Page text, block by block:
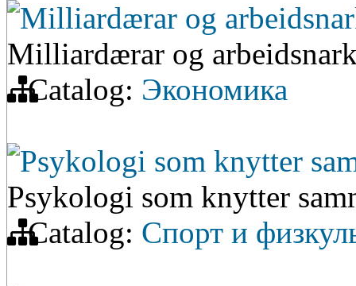
Milliardærar og
Milliardærar og
Catalog: Экономика
Psykologi som knytter
Psykologi som knytter
Catalog: Спорт и